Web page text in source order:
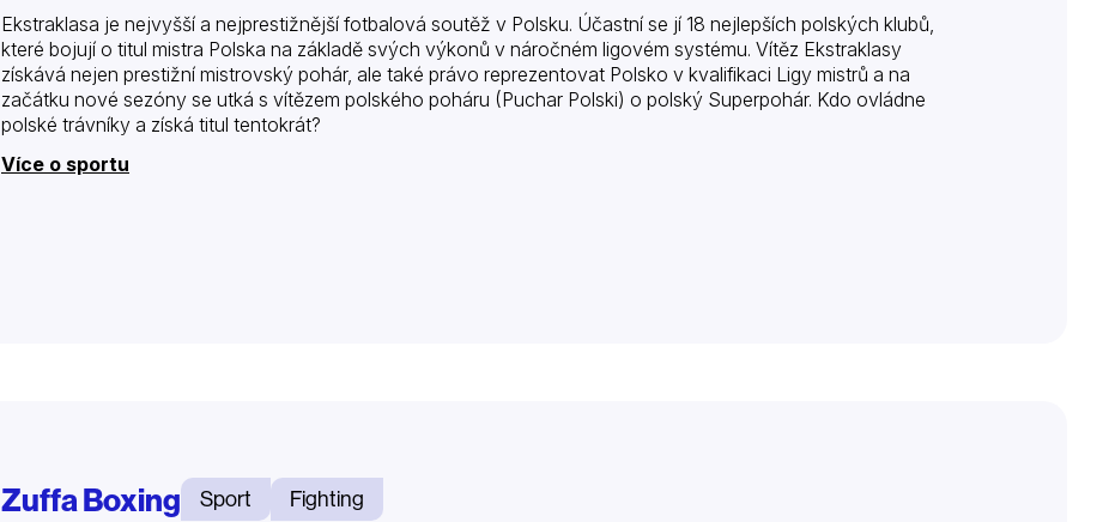
Ekstraklasa je nejvyšší a nejprestižnější fotbalová soutěž v Polsku. Účastní se jí 18 nejlepších polských klubů,
které bojují o titul mistra Polska na základě svých výkonů v náročném ligovém systému. Vítěz Ekstraklasy
získává nejen prestižní mistrovský pohár, ale také právo reprezentovat Polsko v kvalifikaci Ligy mistrů a na
začátku nové sezóny se utká s vítězem polského poháru (Puchar Polski) o polský Superpohár. Kdo ovládne
polské trávníky a získá titul tentokrát?
Více o sportu
Zuffa Boxing Sport Fighting